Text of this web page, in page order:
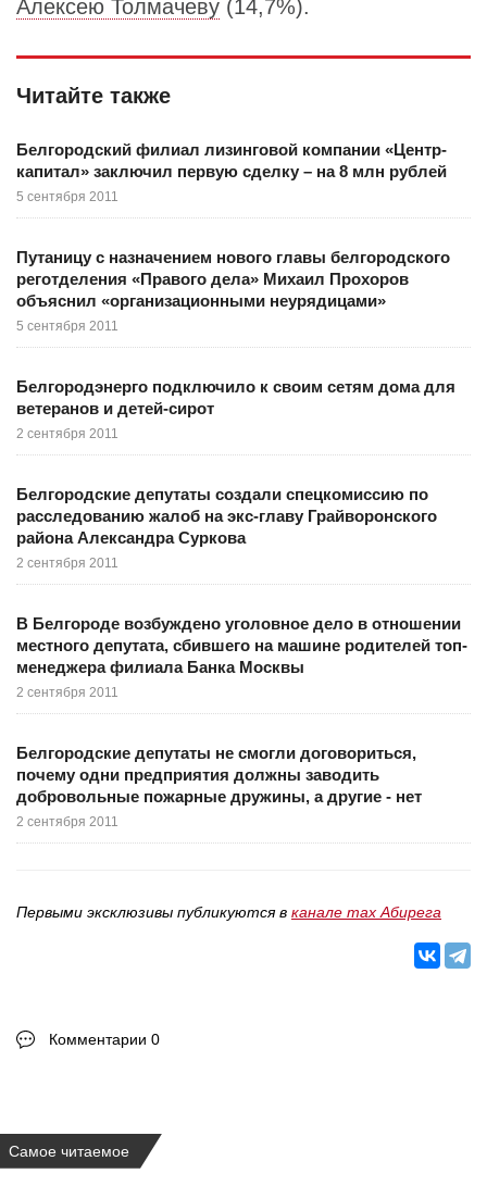
Алексею Толмачеву (14,7%).
Читайте также
Белгородский филиал лизинговой компании «Центр-
капитал» заключил первую сделку – на 8 млн рублей
5 сентября 2011
Путаницу с назначением нового главы белгородского
реготделения «Правого дела» Михаил Прохоров
объяснил «организационными неурядицами»
5 сентября 2011
Белгородэнерго подключило к своим сетям дома для
ветеранов и детей-сирот
2 сентября 2011
Белгородские депутаты создали спецкомиссию по
расследованию жалоб на экс-главу Грайворонского
района Александра Суркова
2 сентября 2011
В Белгороде возбуждено уголовное дело в отношении
местного депутата, сбившего на машине родителей топ-
менеджера филиала Банка Москвы
2 сентября 2011
Белгородские депутаты не смогли договориться,
почему одни предприятия должны заводить
добровольные пожарные дружины, а другие - нет
2 сентября 2011
Первыми эксклюзивы публикуются в канале max Абирега
Комментарии 0
Самое читаемое